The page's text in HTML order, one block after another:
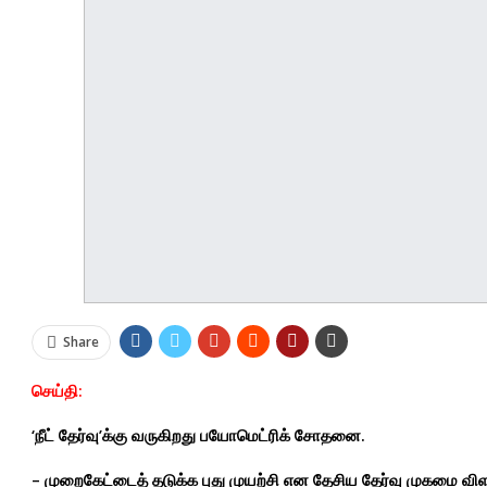
Share
செய்தி:
‘நீட் தேர்வு’க்கு வருகிறது பயோமெட்ரிக் சோதனை.
– முறைகேட்டைத் தடுக்க புது முயற்சி என தேசிய தேர்வு முகமை